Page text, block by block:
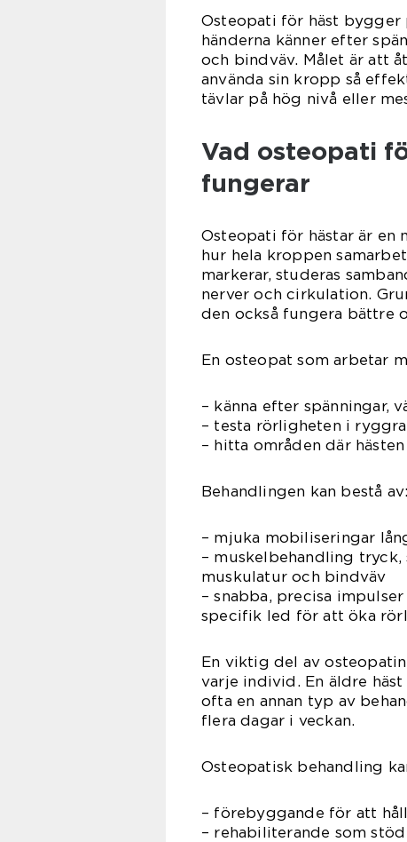
Osteopati för häst bygger
händerna känner efter
och bindväv. Målet är att
använda sin kropp så
tävlar på hög nivå eller
Vad osteopati
fungerar
Osteopati för hästar är en
hur hela kroppen
markerar, studeras
nerver och cirkulation.
den också fungera bättre
En osteopat som arbetar
– känna efter spänningar,
– testa rörligheten i
– hitta områden där
Behandlingen kan bestå av:
– mjuka mobiliseringar
– muskelbehandling
muskulatur och bindväv
– snabba, precisa
specifik led för att öka
En viktig del av
varje individ. En äldre
ofta en annan typ av
flera dagar i veckan.
Osteopatisk behandling
– förebyggande för att
– rehabiliterande som